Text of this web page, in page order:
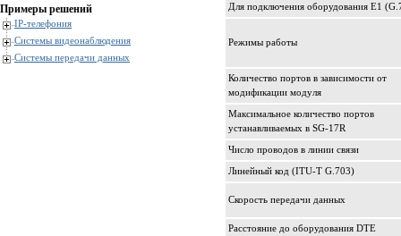
Примеры решений
IP-телефония
Системы видеонаблюдения
Системы передачи данных
Для подключения оборудования E1
Режимы работы
Количество портов в зависимости от
модификации модуля
Максимальное количество портов
устанавливаемых в SG-17R
Число проводов в линии связи
Линейный код (ITU-T G.703)
Скорость передачи данных
Расстояние до оборудования DTE